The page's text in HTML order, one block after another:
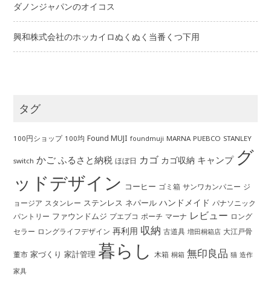
ダノンジャパンのオイコス
興和株式会社のホッカイロぬくぬく当番くつ下用
タグ
100円ショップ 100均 Found MUJI foundmuji MARNA PUEBCO STANLEY
switch かご ふるさと納税 ほぼ日 カゴ カゴ収納 キャンプ グ
ッドデザイン コーヒー ゴミ箱 サンワカンパニー ジ
ョージア スタンレー ステンレス ネパール ハンドメイド パナソニック
パントリー ファウンドムジ プエブコ ポーチ マーナ レビュー ロング
セラー ロングライフデザイン 再利用 収納 古道具 増田桐箱店 大江戸骨
董市 家づくり 家計管理 暮らし 木箱 桐箱 無印良品 猫 造作
家具